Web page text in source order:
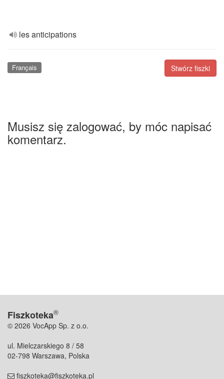
les anticipations
Stwórz fiszki
Français
Musisz się zalogować, by móc napisać
komentarz.
Fiszkoteka®
© 2026 VocApp Sp. z o.o.
ul. Mielczarskiego 8 / 58
02-798 Warszawa, Polska
fiszkoteka@fiszkoteka.pl